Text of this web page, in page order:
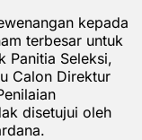
kepada
terbesar untuk
Panitia Seleksi,
Calon Direktur
disetujui oleh